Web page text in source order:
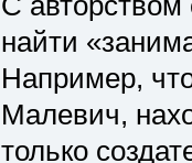
найти
Например,
Малевич,
только